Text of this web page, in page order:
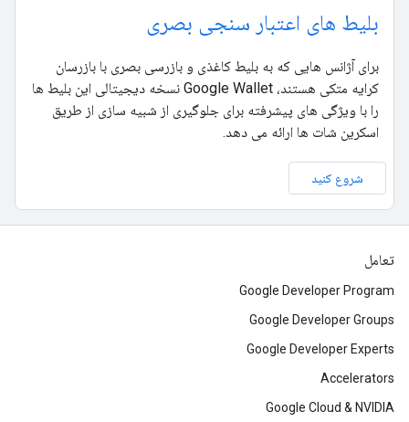
بلیط های اعتبار سنجی بصری
برای آژانس هایی که به بلیط کاغذی و بازرسی بصری با بازرسان
کرایه متکی هستند، Google Wallet نسخه دیجیتالی این بلیط ها
را با ویژگی های پیشرفته برای جلوگیری از شبیه سازی از طریق
اسکرین شات ها ارائه می دهد.
شروع کنید
تعامل
Google Developer Program
Google Developer Groups
Google Developer Experts
Accelerators
Google Cloud & NVIDIA